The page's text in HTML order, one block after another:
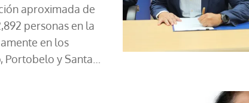
aproximada de
personas en la
en los
Portobelo y Santa